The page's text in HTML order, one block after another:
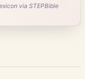
via STEPBible